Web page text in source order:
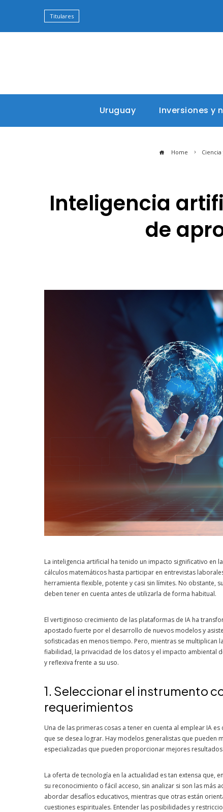
Titulares
Uruguay Inversiones y
Home
Inteligencia
de
La inteligencia artificial ha tenido un impacto significativo en
cálculos matemáticos hasta participar en entrevistas
herramienta flexible, potente y casi sin límites. No obstante,
deben tener en cuenta antes de utilizarla de forma habitual.
El vertiginoso crecimiento de las plataformas de IA ha
apostado fuerte por el desarrollo de nuevos modelos y
sofisticadas en menos tiempo. Pero, mientras se
fiabilidad, la privacidad de los datos y el impacto ambiental
y reflexiva frente a su uso.
1. Seleccionar el instrumento
requerimientos
Una de las primeras cosas a tener en cuenta al emplear IA
que se desea lograr. Hay modelos generalistas que pueden
especializadas que pueden proporcionar mejores
La oferta de tecnología en la actualidad es tan extensa que,
su reconocimiento o fácil acceso, sin analizar si son las más
abordar desafíos educativos, mientras que otras están
cuestiones espirituales. Entender las posibilidades y